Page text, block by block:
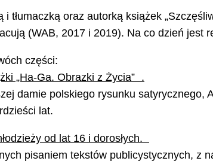
tłumaczką oraz autorką książek
(WAB, 2017 i 2019). Na co dzień jest
części:
„Ha-Ga. Obrazki z Życia” .
damie polskiego rysunku satyrycznego,
lat.
od lat 16 i dorosłych.
pisaniem tekstów publicystycznych, z